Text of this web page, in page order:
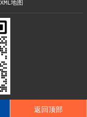
XML地图
返回顶部